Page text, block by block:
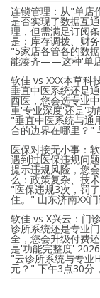
连锁管理：从"单店
是否实现了数据互
理，但需满足订阅
是：库存调拨、财
"5家店各管各的数
能凑齐——这种'单
软佳 vs XXX本草科
垂直中医系统还是
西医，您会选专业
重'专业深度'还是'功
"垂直中医系统与通
合的边界在哪里？"
医保对接无小事：
遇到过医保违规问
提示违规风险，您
么：政策复杂、技
"医保违规3次，罚
住。" 山东济南XX
软佳 vs X兴云：门
诊所系统还是专业
全，您会升级付费
是'功能完整度'
"云诊所系统与专业
元？" 下午3点30分